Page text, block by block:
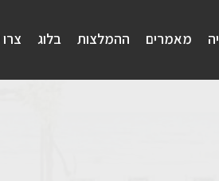
מאמרים ההמלצות בלוג